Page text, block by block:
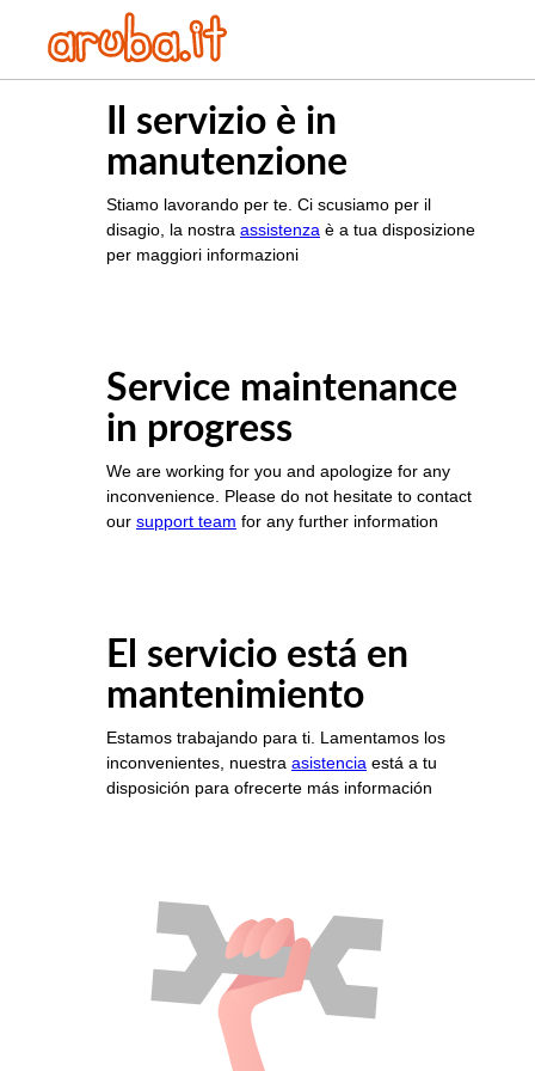
Il servizio è in
manutenzione
Stiamo lavorando per te. Ci scusiamo per il
disagio, la nostra assistenza è a tua disposizione
per maggiori informazioni
Service maintenance
in progress
We are working for you and apologize for any
inconvenience. Please do not hesitate to contact
our support team for any further information
El servicio está en
mantenimiento
Estamos trabajando para ti. Lamentamos los
inconvenientes, nuestra asistencia está a tu
disposición para ofrecerte más información